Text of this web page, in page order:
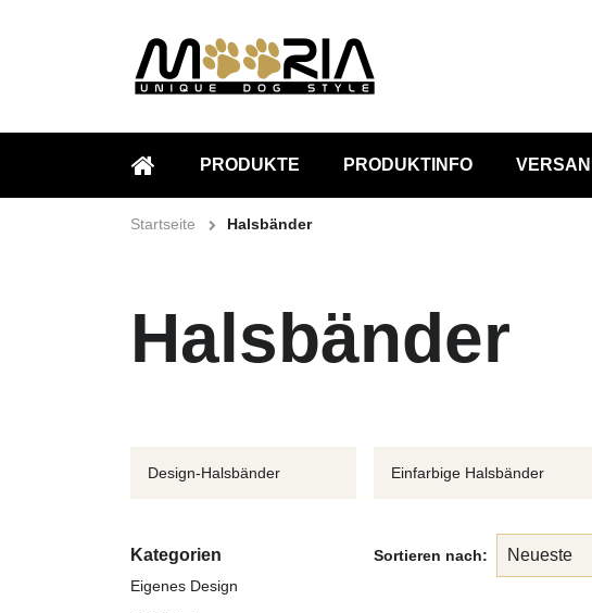
STARTSEITE
PRODUKTE PRODUKTINFO
Startseite Halsbänder
Halsbänder
Design-Halsbänder Einfarbige Halsbänder
Sortieren nach: Neueste
Kategorien
Eigenes Design